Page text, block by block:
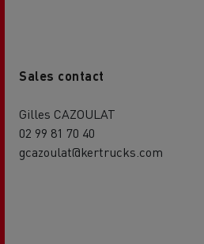
Sales contact
Gilles CAZOULAT
02 99 81 70 40
gcazoulat@kertrucks.com